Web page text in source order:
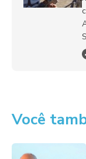
Você